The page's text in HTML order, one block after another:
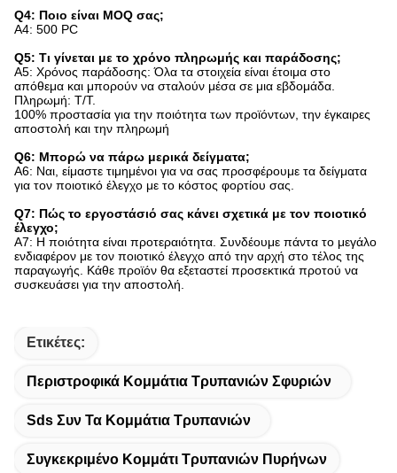
Q4: Ποιο είναι MOQ σας;
A4: 500 PC
Q5: Τι γίνεται με το χρόνο πληρωμής και παράδοσης;
A5: Χρόνος παράδοσης: Όλα τα στοιχεία είναι έτοιμα στο
απόθεμα και μπορούν να σταλούν μέσα σε μια εβδομάδα.
Πληρωμή: T/T.
100% προστασία για την ποιότητα των προϊόντων, την έγκαιρες
αποστολή και την πληρωμή
Q6: Μπορώ να πάρω μερικά δείγματα;
A6: Ναι, είμαστε τιμημένοι για να σας προσφέρουμε τα δείγματα
για τον ποιοτικό έλεγχο με το κόστος φορτίου σας.
Q7: Πώς το εργοστάσιό σας κάνει σχετικά με τον ποιοτικό
έλεγχο;
A7: Η ποιότητα είναι προτεραιότητα. Συνδέουμε πάντα το μεγάλο
ενδιαφέρον με τον ποιοτικό έλεγχο από την αρχή στο τέλος της
παραγωγής. Κάθε προϊόν θα εξεταστεί προσεκτικά προτού να
συσκευάσει για την αποστολή.
Ετικέτες:
Περιστροφικά Κομμάτια Τρυπανιών Σφυριών
Sds Συν Τα Κομμάτια Τρυπανιών
Συγκεκριμένο Κομμάτι Τρυπανιών Πυρήνων